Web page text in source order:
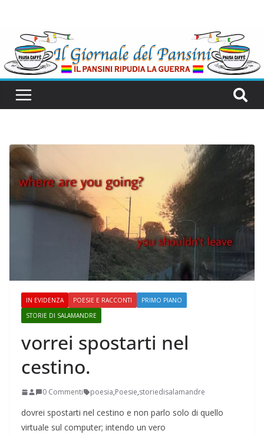
IN EVIDENZA POESIE E RACCONTI
PRIMO PIANO
STORIE DI SALAMANDRE
vorrei spostarti nel
cestino.
0 Commenti poesia,Poesie,storiedisalamandre
dovrei spostarti nel cestino e non parlo solo di quello
virtuale sul computer; intendo un vero